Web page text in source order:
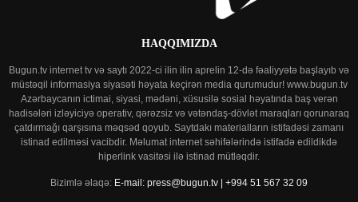
HAQQIMIZDA
Bugun.tv internet tv və saytı 2022-ci ilin ilin aprelin 12-də fəaliyyətə başlayıb və
müstəqil informasiya siyasəti həyata keçirən media qurumudur! www.bugun.tv
Azərbaycanın ictimai, siyasi, mədəni, xüsusilə sosial həyatında baş verən
hadisələri izləyiciyə operativ, qərəzsiz və vətəndaş-dövlət maraqları qorunaraq
çatdırmağı qarşısına məqsəd qoyub. Saytdakı materialların istifadəsi zamanı
istinad edilməsi vacibdir. Məlumat internet səhifələrində istifadə edildikdə
hiperlink vasitəsi ilə istinad mütləqdir.
Bizimlə əlaqə: E-mail: press@bugun.tv | +994 51 567 32 09